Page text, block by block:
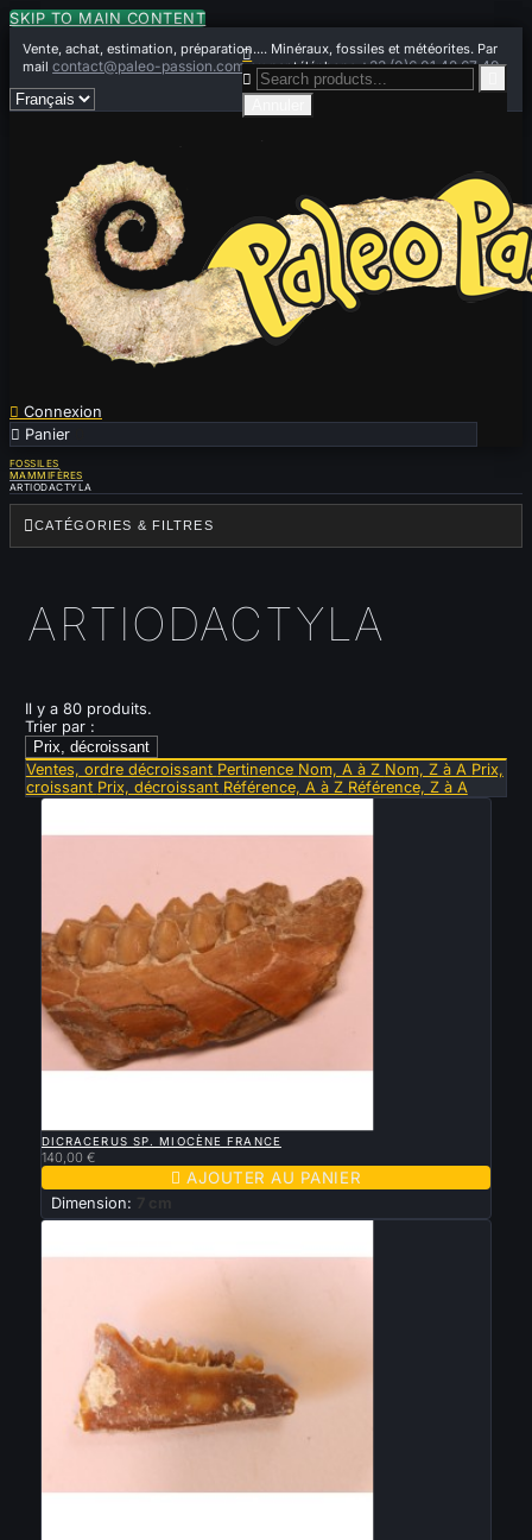
SKIP TO MAIN CONTENT
Vente, achat, estimation, préparation.... Minéraux, fossiles et météorites. Par
mailcontact@paleo-passion.comou par téléphone+33 (0)6 01 42 67 49
 Connexion
 Panier


FOSSILES
MAMMIFÈRES
ARTIODACTYLA
CATÉGORIES & FILTRES
ARTIODACTYLA
Il y a 80 produits.
Trier par :
Prix, décroissant
Ventes, ordre décroissant Pertinence Nom, A à Z Nom, Z à A Prix,
croissant Prix, décroissant Référence, A à Z Référence, Z à A
DICRACERUS SP. MIOCÈNE FRANCE
140,00 €
 AJOUTER AU PANIER
Dimension: 7 cm